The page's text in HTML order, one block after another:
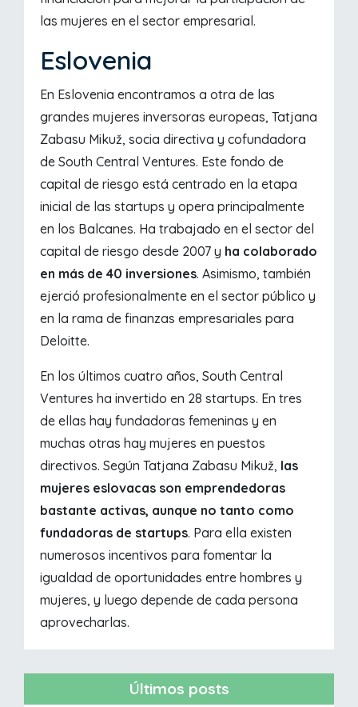
las mujeres en el sector empresarial.
Eslovenia
En Eslovenia encontramos a otra de las
grandes mujeres inversoras europeas, Tatjana
Zabasu Mikuž, socia directiva y cofundadora
de South Central Ventures. Este fondo de
capital de riesgo está centrado en la etapa
inicial de las startups y opera principalmente
en los Balcanes. Ha trabajado en el sector del
capital de riesgo desde 2007 y ha colaborado
en más de 40 inversiones. Asimismo, también
ejerció profesionalmente en el sector público y
en la rama de finanzas empresariales para
Deloitte.
En los últimos cuatro años, South Central
Ventures ha invertido en 28 startups. En tres
de ellas hay fundadoras femeninas y en
muchas otras hay mujeres en puestos
directivos. Según Tatjana Zabasu Mikuž, las
mujeres eslovacas son emprendedoras
bastante activas, aunque no tanto como
fundadoras de startups. Para ella existen
numerosos incentivos para fomentar la
igualdad de oportunidades entre hombres y
mujeres, y luego depende de cada persona
aprovecharlas.
Últimos posts